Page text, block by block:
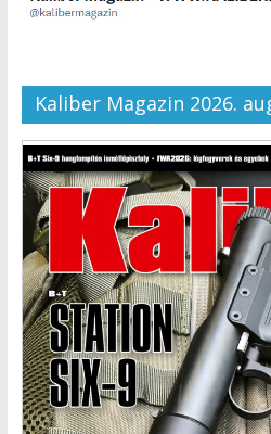
Kaliber Magazin 2026.